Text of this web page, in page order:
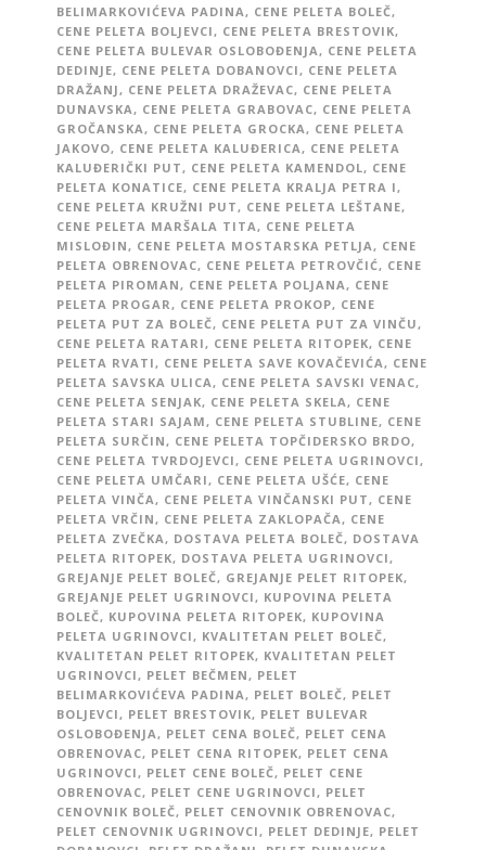
BELIMARKOVIĆEVA PADINA, CENE PELETA BOLEČ,
CENE PELETA BOLJEVCI, CENE PELETA BRESTOVIK,
CENE PELETA BULEVAR OSLOBOĐENJA, CENE PELETA
DEDINJE, CENE PELETA DOBANOVCI, CENE PELETA
DRAŽANJ, CENE PELETA DRAŽEVAC, CENE PELETA
DUNAVSKA, CENE PELETA GRABOVAC, CENE PELETA
GROČANSKA, CENE PELETA GROCKA, CENE PELETA
JAKOVO, CENE PELETA KALUĐERICA, CENE PELETA
KALUĐERIČKI PUT, CENE PELETA KAMENDOL, CENE
PELETA KONATICE, CENE PELETA KRALJA PETRA I,
CENE PELETA KRUŽNI PUT, CENE PELETA LEŠTANE,
CENE PELETA MARŠALA TITA, CENE PELETA
MISLOĐIN, CENE PELETA MOSTARSKA PETLJA, CENE
PELETA OBRENOVAC, CENE PELETA PETROVČIĆ, CENE
PELETA PIROMAN, CENE PELETA POLJANA, CENE
PELETA PROGAR, CENE PELETA PROKOP, CENE
PELETA PUT ZA BOLEČ, CENE PELETA PUT ZA VINČU,
CENE PELETA RATARI, CENE PELETA RITOPEK, CENE
PELETA RVATI, CENE PELETA SAVE KOVAČEVIĆA, CENE
PELETA SAVSKA ULICA, CENE PELETA SAVSKI VENAC,
CENE PELETA SENJAK, CENE PELETA SKELA, CENE
PELETA STARI SAJAM, CENE PELETA STUBLINE, CENE
PELETA SURČIN, CENE PELETA TOPČIDERSKO BRDO,
CENE PELETA TVRDOJEVCI, CENE PELETA UGRINOVCI,
CENE PELETA UMČARI, CENE PELETA UŠĆE, CENE
PELETA VINČA, CENE PELETA VINČANSKI PUT, CENE
PELETA VRČIN, CENE PELETA ZAKLOPAČA, CENE
PELETA ZVEČKA, DOSTAVA PELETA BOLEČ, DOSTAVA
PELETA RITOPEK, DOSTAVA PELETA UGRINOVCI,
GREJANJE PELET BOLEČ, GREJANJE PELET RITOPEK,
GREJANJE PELET UGRINOVCI, KUPOVINA PELETA
BOLEČ, KUPOVINA PELETA RITOPEK, KUPOVINA
PELETA UGRINOVCI, KVALITETAN PELET BOLEČ,
KVALITETAN PELET RITOPEK, KVALITETAN PELET
UGRINOVCI, PELET BEČMEN, PELET
BELIMARKOVIĆEVA PADINA, PELET BOLEČ, PELET
BOLJEVCI, PELET BRESTOVIK, PELET BULEVAR
OSLOBOĐENJA, PELET CENA BOLEČ, PELET CENA
OBRENOVAC, PELET CENA RITOPEK, PELET CENA
UGRINOVCI, PELET CENE BOLEČ, PELET CENE
OBRENOVAC, PELET CENE UGRINOVCI, PELET
CENOVNIK BOLEČ, PELET CENOVNIK OBRENOVAC,
PELET CENOVNIK UGRINOVCI, PELET DEDINJE, PELET